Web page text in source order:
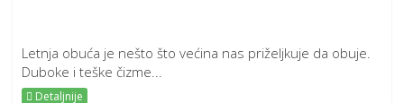
Letnja obuća je nešto što većina nas priželjkuje da obuje.
Duboke i teške čizme...
Detaljnije